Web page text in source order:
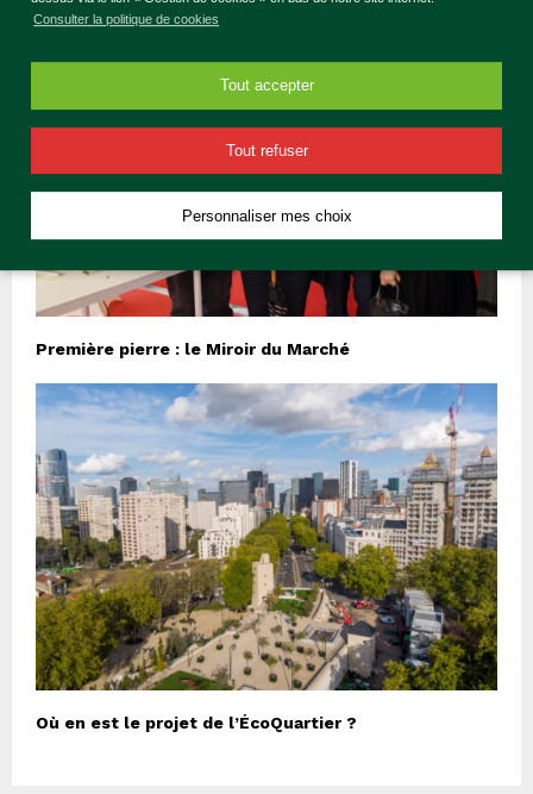
Consulter la politique de cookies
Tout accepter
Tout refuser
Personnaliser mes choix
Première pierre : le Miroir du Marché
Où en est le projet de l’ÉcoQuartier ?